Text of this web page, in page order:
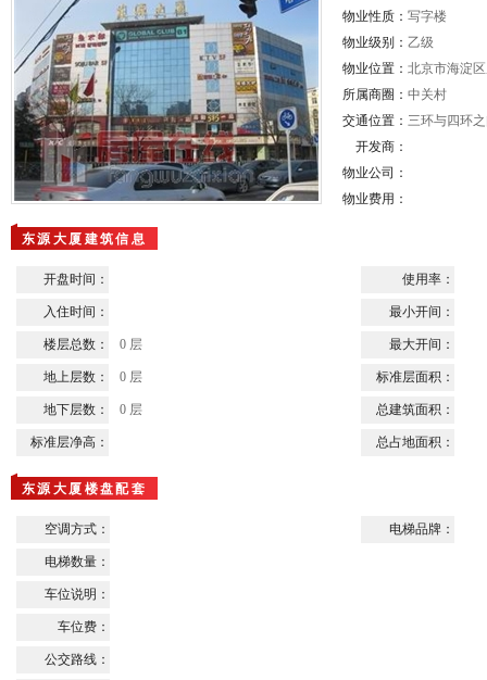
物业性质： 写字楼
物业级别： 乙级
物业位置： 北京市海淀
所属商圈： 中关村
交通位置： 三环与四环
开发商：
物业公司：
物业费用：
东源大厦建筑信息
开盘时间： 使用率：
入住时间： 最小开间：
楼层总数： 0 层 最大开间：
地上层数： 0 层 标准层面积：
地下层数： 0 层 总建筑面积：
标准层净高： 总占地面积：
东源大厦楼盘配套
空调方式： 电梯品牌：
电梯数量：
车位说明：
车位费：
公交路线：